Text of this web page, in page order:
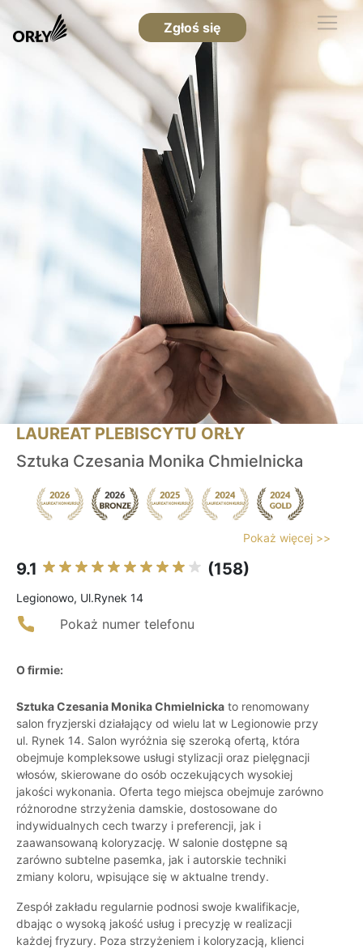
Zgłoś się
LAUREAT PLEBISCYTU ORŁY
Sztuka Czesania Monika Chmielnicka
Pokaż więcej >>
9.1 (158)
Legionowo, Ul.Rynek 14
Pokaż numer telefonu
O firmie:
Sztuka Czesania Monika Chmielnicka to renomowany
salon fryzjerski działający od wielu lat w Legionowie przy
ul. Rynek 14. Salon wyróżnia się szeroką ofertą, która
obejmuje kompleksowe usługi stylizacji oraz pielęgnacji
włosów, skierowane do osób oczekujących wysokiej
jakości wykonania. Oferta tego miejsca obejmuje zarówno
różnorodne strzyżenia damskie, dostosowane do
indywidualnych cech twarzy i preferencji, jak i
zaawansowaną koloryzację. W salonie dostępne są
zarówno subtelne pasemka, jak i autorskie techniki
zmiany koloru, wpisujące się w aktualne trendy.
Zespół zakładu regularnie podnosi swoje kwalifikacje,
dbając o wysoką jakość usług i precyzję w realizacji
każdej fryzury. Poza strzyżeniem i koloryzacją, klienci